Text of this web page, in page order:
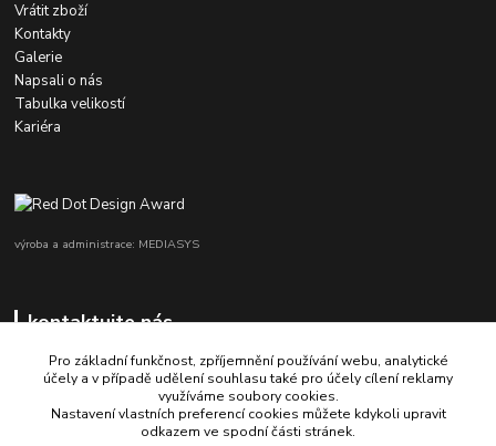
Vrátit zboží
Kontakty
Galerie
Napsali o nás
Tabulka velikostí
Kariéra
výroba a administrace: MEDIASYS
kontaktujte nás
+420 725 347 646
Pro základní funkčnost, zpříjemnění používání webu, analytické
účely a v případě udělení souhlasu také pro účely cílení reklamy
využíváme soubory cookies.
Nastavení vlastních preferencí cookies můžete kdykoli upravit
odkazem ve spodní části stránek.